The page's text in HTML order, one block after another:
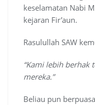
keselamatan Nabi
kejaran Fir’aun.
Rasulullah SAW
“Kami lebih berhak
mereka.”
Beliau pun